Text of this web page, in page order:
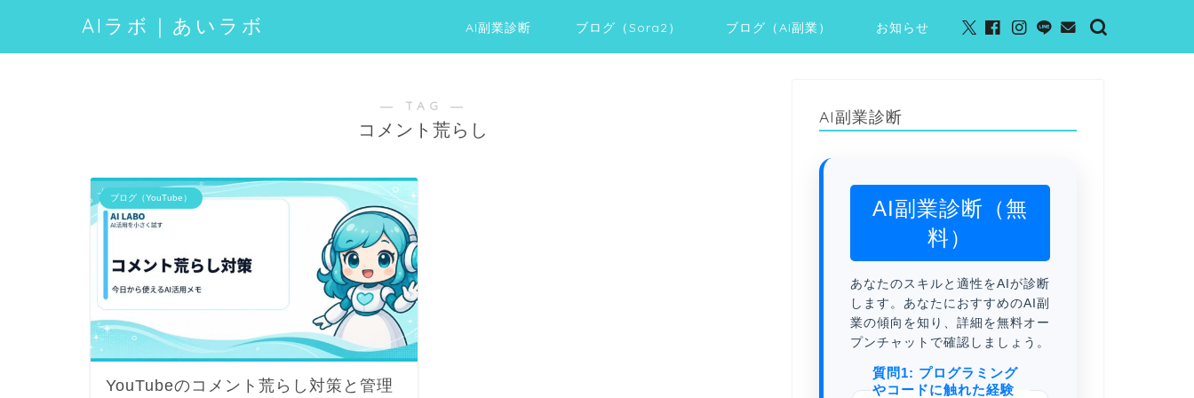
AIラボ｜あいラボ AI副業診断 ブログ（Sora2） ブログ（AI副業） お知らせ
― TAG ―
コメント荒らし
ブログ（YouTube）
YouTubeのコメント荒らし対策と管理
AI副業診断
AI副業診断（無
料）
あなたのスキルと適性をAIが診断
します。あなたにおすすめのAI副
業の傾向を知り、詳細を無料オー
プンチャットで確認しましょう。
質問1: プログラミング
やコードに触れた経験